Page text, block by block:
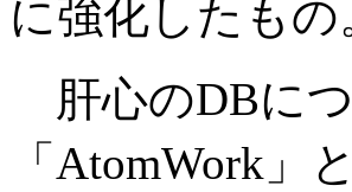
に強化したもの
肝心のDBに
「AtomWork